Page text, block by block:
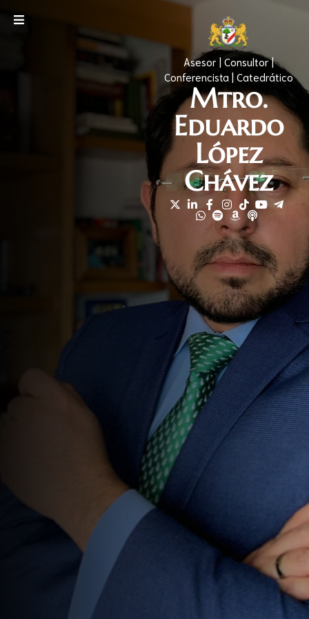
Asesor | Consultor |
Conferencista | Catedrático
Mtro.
Eduardo
López
Chávez